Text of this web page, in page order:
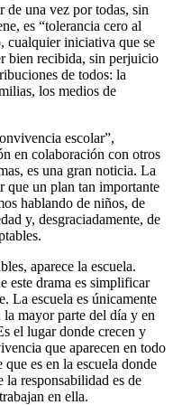
de una vez por todas, sin
es “tolerancia cero al
cualquier iniciativa que se
bien recibida, sin perjuicio
de todos: la
los medios de
escolar”,
en colaboración con otros
es una gran noticia. La
que un plan tan importante
hablando de niños, de
y, desgraciadamente, de
aparece la escuela.
este drama es simplificar
La escuela es únicamente
mayor parte del día y en
el lugar donde crecen y
que aparecen en todo
es en la escuela donde
responsabilidad es de
en ella.